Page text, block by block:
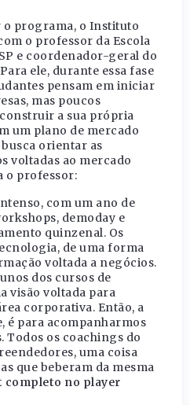
programa, o Instituto
o professor da Escola
e coordenador-geral do
ele, durante essa fase
pensam em iniciar
mas poucos
a sua própria
um plano de mercado
busca orientar as
voltadas ao mercado
o professor:
com um ano de
demoday e
quinzenal. Os
de uma forma
voltada a negócios.
dos cursos de
visão voltada para
corporativa. Então, a
é para acompanharmos
Todos os coachings do
uma coisa
que beberam da mesma
completo no player